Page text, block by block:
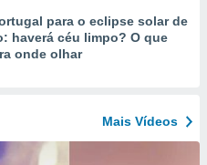
para o eclipse solar de
haverá céu limpo? O que
onde olhar
Mais Vídeos